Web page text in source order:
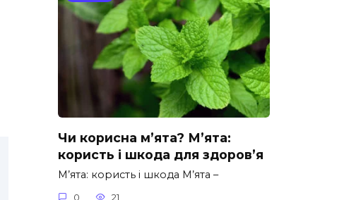
Чи корисна м’ята? М’ята:
користь і шкода для здоров’я
М’ята: користь і шкода М’ята –
0 21